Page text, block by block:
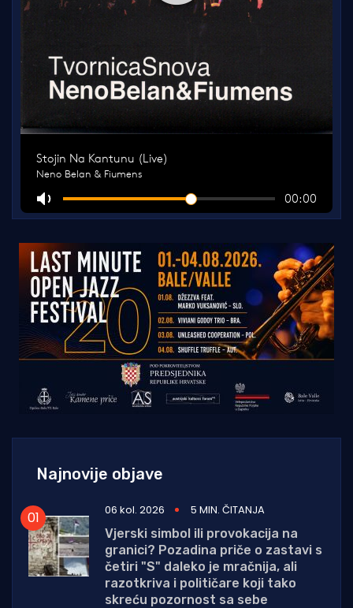
Najnovije objave
06 kol. 2026
5 MIN. ČITANJA
Vjerski simbol ili provokacija na
granici? Pozadina priče o zastavi s
četiri "S" daleko je mračnija, ali
razotkriva i političare koji tako
skreću pozornost sa sebe